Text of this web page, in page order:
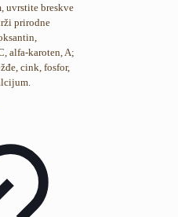
uvrstite breskve
prirodne
alfa-karoten, A;
cink, fosfor,